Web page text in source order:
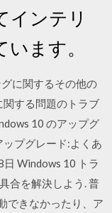
インテリ
ます。
に関するその他の
する問題のトラブ
10 のアップグ
プグレード:よくあ
Windows 10 トラ
合を解決しよう. 普
できなかったり、ア